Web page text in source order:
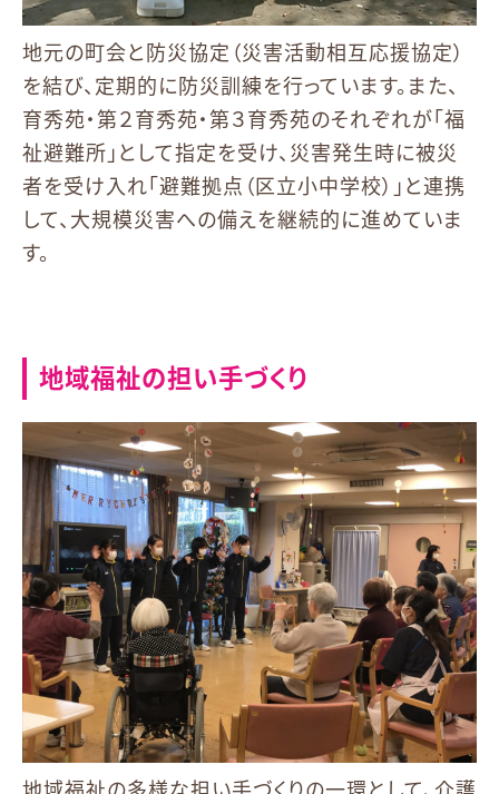
地元の町会と防災協定（災害活動相互応援協定）
を結び、定期的に防災訓練を行っています。また、
育秀苑・第２育秀苑・第３育秀苑のそれぞれが「福
祉避難所」として指定を受け、災害発生時に被災
者を受け入れ「避難拠点（区立小中学校）」と連携
して、大規模災害への備えを継続的に進めていま
す。
地域福祉の担い手づくり